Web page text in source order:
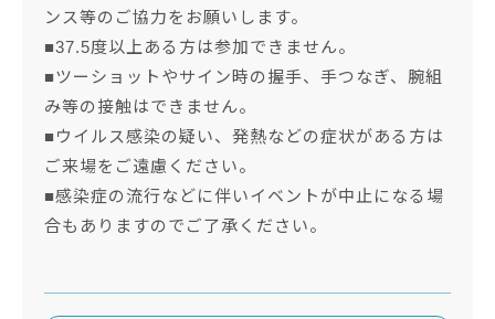
ンス等のご協力をお願いします。
■37.5度以上ある方は参加できません。
■ツーショットやサイン時の握手、手つなぎ、腕組
み等の接触はできません。
■ウイルス感染の疑い、発熱などの症状がある方は
ご来場をご遠慮ください。
■感染症の流行などに伴いイベントが中止になる場
合もありますのでご了承ください。